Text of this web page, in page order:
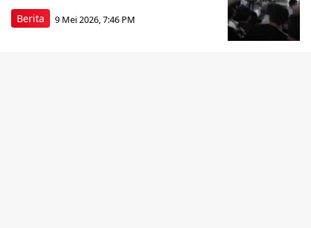
Berita 9 Mei 2026, 7:46 PM